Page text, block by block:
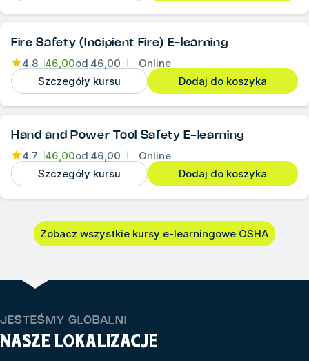
Fire Safety (Incipient Fire) E-learning
4.8 46,00od 46,00
Online
Szczegóły kursu
Dodaj do koszyka
Hand and Power Tool Safety E-learning
4.7 46,00od 46,00
Online
Szczegóły kursu
Dodaj do koszyka
Zobacz wszystkie kursy e-learningowe OSHA
JESTEŚMY GLOBALNI
NASZE LOKALIZACJE